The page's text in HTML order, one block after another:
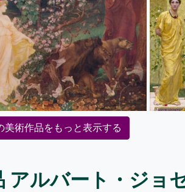
美術作品をもっと表示する
アルバート・ジョ